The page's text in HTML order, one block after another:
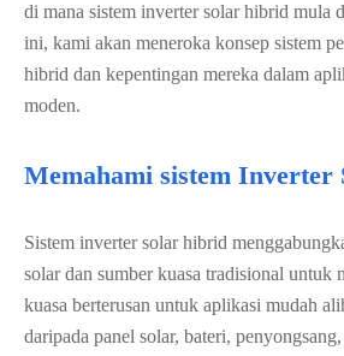
di mana sistem inverter solar hibrid mula
ini, kami akan meneroka konsep sistem
hibrid dan kepentingan mereka dalam
moden.
Memahami sistem
Sistem inverter solar hibrid
solar dan sumber kuasa tradisional untuk
kuasa berterusan untuk aplikasi mudah
daripada panel solar, bateri,